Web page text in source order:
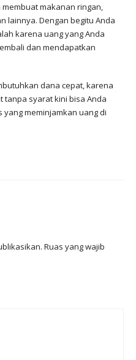
makanan ringan,
lainnya. Dengan begitu Anda
karena uang yang Anda
dan mendapatkan
dana cepat, karena
tanpa syarat kini bisa Anda
meminjamkan uang di
Ruas yang wajib